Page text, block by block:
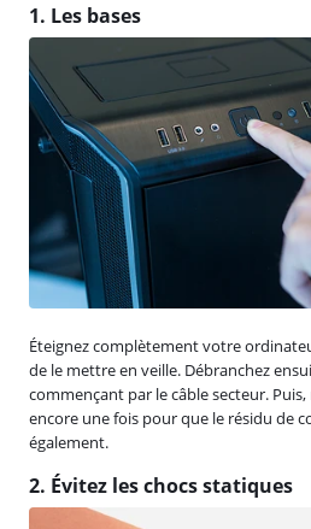
1. Les bases
Éteignez complètement votre
de le mettre en veille. Débranchez
commençant par le câble secteur.
encore une fois pour que le résidu de
également.
2. Évitez les chocs statiques